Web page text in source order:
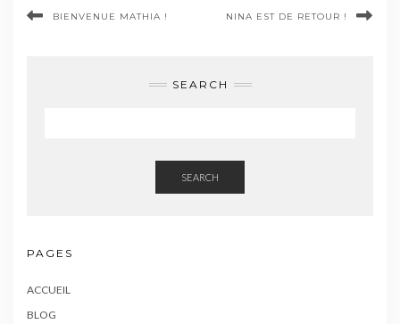
BIENVENUE MATHIA ! NINA EST DE RETOUR !
SEARCH
SEARCH
PAGES
ACCUEIL
BLOG